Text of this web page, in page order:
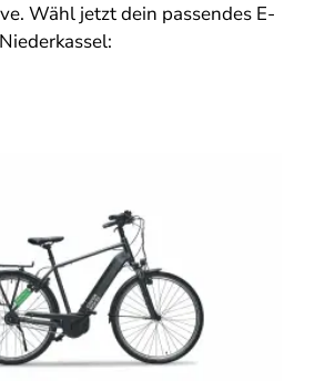
Wähl jetzt dein passendes E-